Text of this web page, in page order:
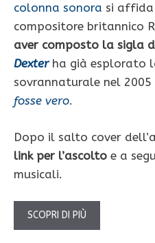
colonna sonora si affida
compositore britannico
aver composto la sigla
Dexterha già esplorato
sovrannaturale nel 2005
fosse vero.
Dopo il salto cover
link per l’ascolto e a
musicali.
SCOPRI DI PIÙ